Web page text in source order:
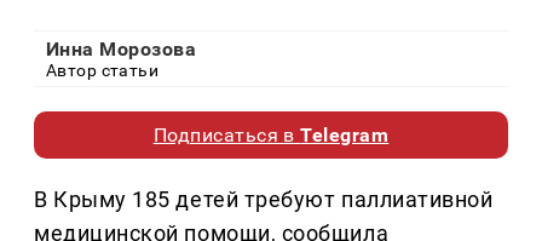
Инна Морозова
Автор статьи
Подписаться вTelegram
В Крыму 185 детей требуют паллиативной
медицинской помощи, сообщила